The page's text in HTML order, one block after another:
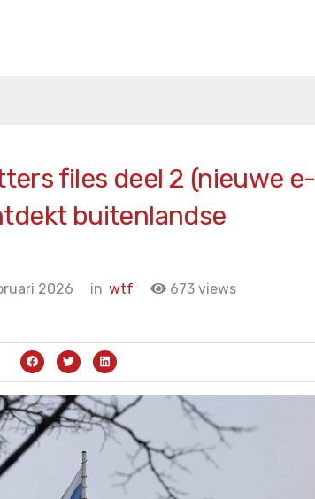
files deel 2 (nieuwe e-
buitenlandse
2026 in wtf
673 views